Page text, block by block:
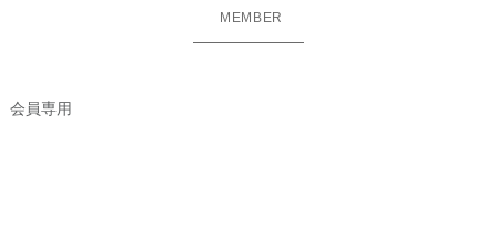
MEMBER
会員専用